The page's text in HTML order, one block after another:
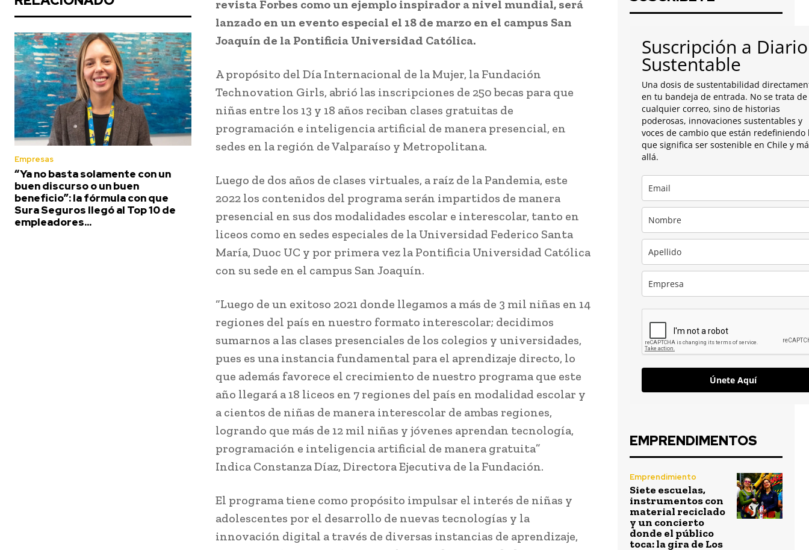
Empresas
“Ya no basta solamente con un
buen discurso o un buen
beneficio”: la fórmula con que
Sura Seguros llegó al Top 10 de
empleadores...
revista Forbes como un ejemplo inspirador a nivel mundial, será
lanzado en un evento especial el 18 de marzo en el campus San
Joaquín de la Pontificia Universidad Católica.
A propósito del Día Internacional de la Mujer, la Fundación
Technovation Girls, abrió las inscripciones de 250 becas para que
niñas entre los 13 y 18 años reciban clases gratuitas de
programación e inteligencia artificial de manera presencial, en
sedes en la región de Valparaíso y Metropolitana.
Luego de dos años de clases virtuales, a raíz de la Pandemia, este
2022 los contenidos del programa serán impartidos de manera
presencial en sus dos modalidades escolar e interescolar, tanto en
liceos como en sedes especiales de la Universidad Federico Santa
María, Duoc UC y por primera vez la Pontificia Universidad Católica
con su sede en el campus San Joaquín.
“Luego de un exitoso 2021 donde llegamos a más de 3 mil niñas en 14
regiones del país en nuestro formato interescolar; decidimos
sumarnos a las clases presenciales de los colegios y universidades,
pues es una instancia fundamental para el aprendizaje directo, lo
que además favorece el crecimiento de nuestro programa que este
año llegará a 18 liceos en 7 regiones del país en modalidad escolar y
a cientos de niñas de manera interescolar de ambas regiones,
logrando que más de 12 mil niñas y jóvenes aprendan tecnología,
programación e inteligencia artificial de manera gratuita”
Indica Constanza Díaz, Directora Ejecutiva de la Fundación.
El programa tiene como propósito impulsar el interés de niñas y
adolescentes por el desarrollo de nuevas tecnologías y la
innovación digital a través de diversas instancias de aprendizaje,
Suscripción a Diario
Sustentable
Una dosis de sustentabilidad
en tu bandeja de entrada. No se trata de
cualquier correo, sino de historias
poderosas, innovaciones sustentables y
voces de cambio que están redefiniendo
que significa ser sostenible en Chile y
allá.
Únete Aquí
EMPRENDIMENTOS
Emprendimiento
Siete escuelas,
instrumentos con
material reciclado
y un concierto
donde el público
toca: la gira de Los